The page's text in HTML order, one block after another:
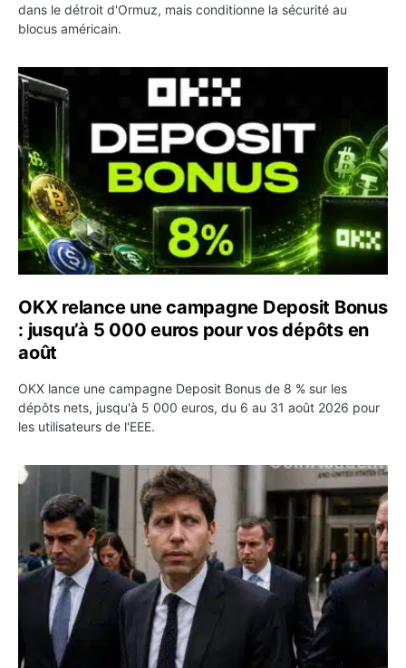
dans le détroit d'Ormuz, mais conditionne la sécurité au
blocus américain.
OKX relance une campagne Deposit Bonus : jusqu’à 5
OKX relance une campagne Deposit Bonus
: jusqu’à 5 000 euros pour vos dépôts en
août
OKX lance une campagne Deposit Bonus de 8 % sur les
dépôts nets, jusqu'à 5 000 euros, du 6 au 31 août 2026 pour
les utilisateurs de l'EEE.
OpenAI demande le rejet de la plainte d’Apple et